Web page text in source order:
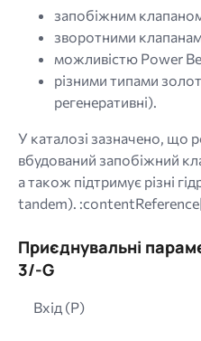
запобіжним
зворотними
можливістю Power
різними типами
регенеративні).
У каталозі зазначено, що
вбудований запобіжний
а також підтримує різні
tandem).
Приєднувальні
3/-G
Вхід (P)